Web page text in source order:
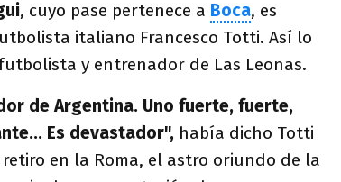
, cuyo pase pertenece a Boca, es
italiano Francesco Totti. Así lo
y entrenador de Las Leonas.
de Argentina. Uno fuerte, fuerte,
Es devastador", había dicho Totti
en la Roma, el astro oriundo de la